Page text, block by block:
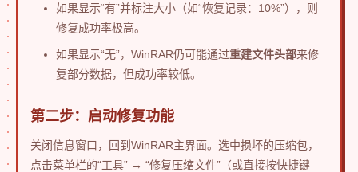
如果显示“有”并标注大小（如“恢复记录：10%”），则
修复成功率极高。
如果显示“无”，WinRAR仍可能通过重建文件头部来修
复部分数据，但成功率较低。
第二步：启动修复功能
关闭信息窗口，回到WinRAR主界面。选中损坏的压缩包，
点击菜单栏的“工具” → “修复压缩文件”（或直接按快捷键